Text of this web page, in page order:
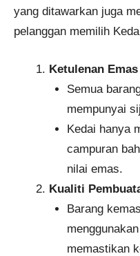
yang ditawarkan juga
pelanggan memilih
Ketulenan
Semua
mempunyai
Kedai hanya
campuran
nilai emas.
Kualiti
Barang
memastikan